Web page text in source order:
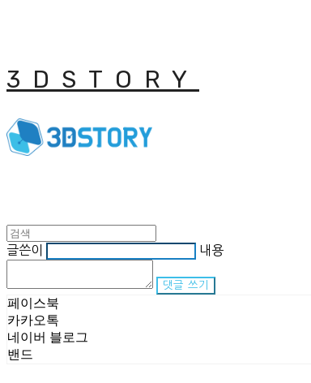
3DSTORY
글쓴이 내용
댓글 쓰기
페이스북
카카오톡
네이버 블로그
밴드